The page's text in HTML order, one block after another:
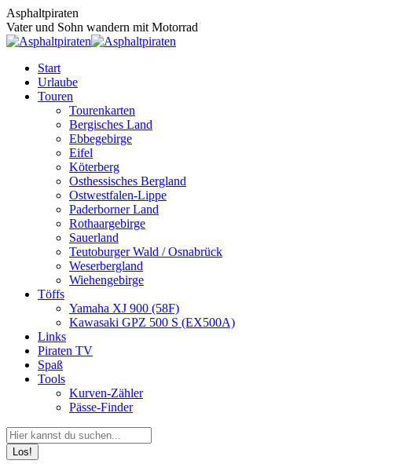
Zum
Inhalt
springen
Asphaltpiraten
Vater und Sohn wandern mit Motorrad
Start
Urlaube
Touren
Tourenkarten
Bergisches Land
Ebbegebirge
Eifel
Köterberg
Osthessisches Bergland
Ostwestfalen-Lippe
Paderborner Land
Rothaargebirge
Sauerland
Teutoburger Wald / Osnabrück
Weserbergland
Wiehengebirge
Töffs
Yamaha XJ 900 (58F)
Kawasaki GPZ 500 S (EX500A)
Links
Piraten TV
Spaß
Tools
Kurven-Zähler
Pässe-Finder
Search: